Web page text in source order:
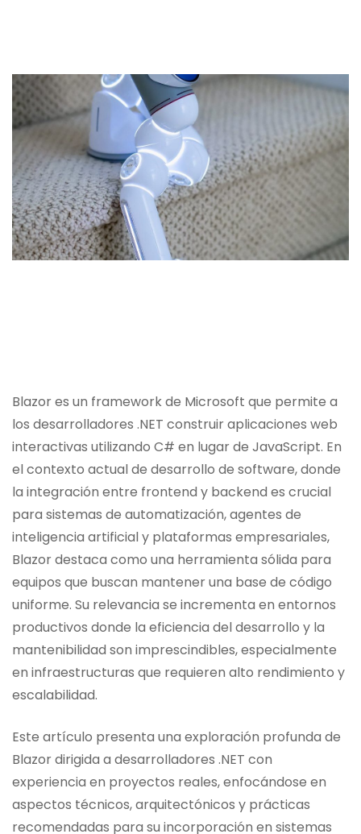
Blazor es un framework de Microsoft que permite a
los desarrolladores .NET construir aplicaciones web
interactivas utilizando C# en lugar de JavaScript. En
el contexto actual de desarrollo de software, donde
la integración entre frontend y backend es crucial
para sistemas de automatización, agentes de
inteligencia artificial y plataformas empresariales,
Blazor destaca como una herramienta sólida para
equipos que buscan mantener una base de código
uniforme. Su relevancia se incrementa en entornos
productivos donde la eficiencia del desarrollo y la
mantenibilidad son imprescindibles, especialmente
en infraestructuras que requieren alto rendimiento y
escalabilidad.
Este artículo presenta una exploración profunda de
Blazor dirigida a desarrolladores .NET con
experiencia en proyectos reales, enfocándose en
aspectos técnicos, arquitectónicos y prácticas
recomendadas para su incorporación en sistemas